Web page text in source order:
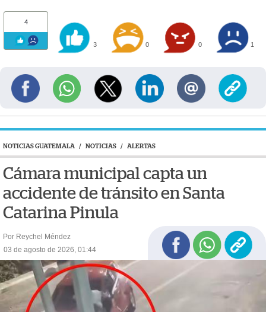
4
3 0 0 1
NOTICIAS GUATEMALA / NOTICIAS / ALERTAS
Cámara municipal capta un
accidente de tránsito en Santa
Catarina Pinula
Por Reychel Méndez
03 de agosto de 2026, 01:44